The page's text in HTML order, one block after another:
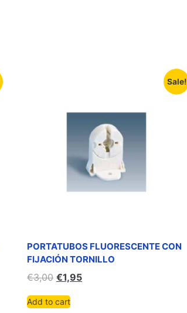
Sale!
PORTATUBOS FLUORESCENTE CON
FIJACIÓN TORNILLO
€3,00 €1,95
Add to cart